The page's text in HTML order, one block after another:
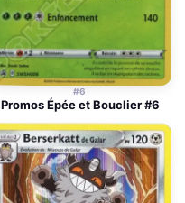
#6
Promos Épée et Bouclier #6